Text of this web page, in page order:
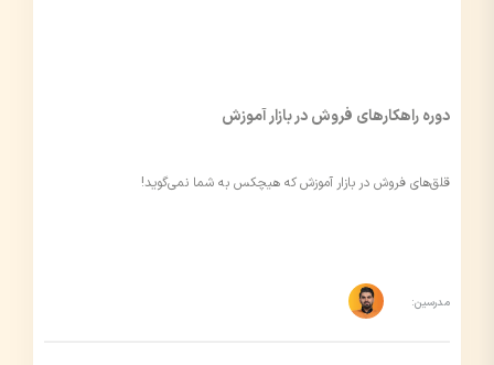
دوره راهکارهای فروش در بازار آموزش
قلق‌های فروش در بازار آموزش که هیچکس به شما نمی‌گوید!
مدرسین: